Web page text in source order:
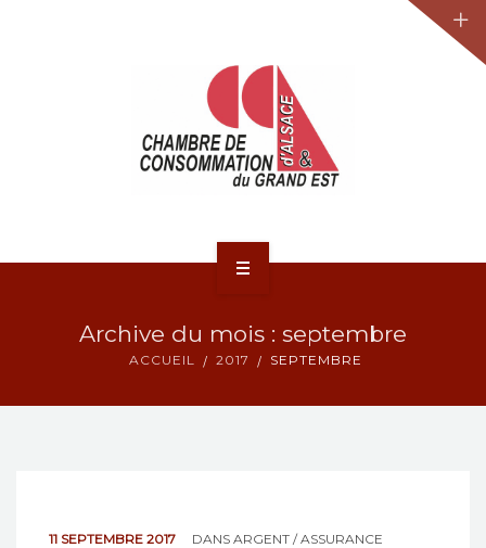
ACTUALITÉSArchive du mois : septembre
ACCUEIL 2017 SEPTEMBRE
11 SEPTEMBRE 2017 DANS ARGENT / ASSURANCE